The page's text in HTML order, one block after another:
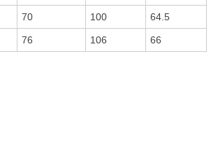
70 100 64.5
76 106 66